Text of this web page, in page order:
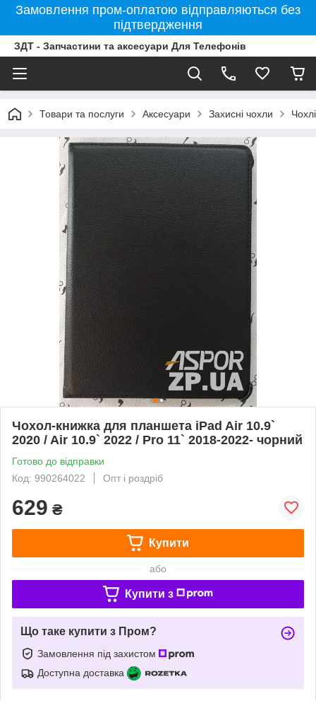
Замовлення пром-оплатою відправляються без
підтвердження
ЗДТ - Запчастини та аксесуари Для Телефонів
Товари та послуги Аксесуари Захисні чохли
Чохол-книжка для планшета iPad Air 10.9`
2020 / Air 10.9` 2022 / Pro 11` 2018-2022- чорний
Готово до відправки
Код: 990264022
Опт і роздріб
629 ₴
Купити
або
Купити з
Що таке купити з Пром?
Замовлення під захистом
Доступна доставка